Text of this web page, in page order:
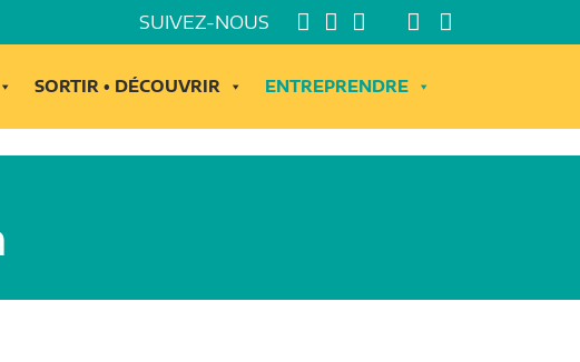
SUIVEZ-NOUS
SORTIR • DÉCOUVRIR ENTREPRENDRE